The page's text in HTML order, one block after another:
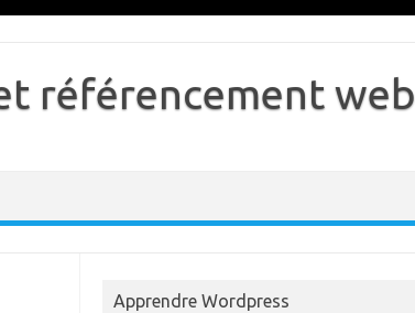
référencement web
Apprendre Wordpress